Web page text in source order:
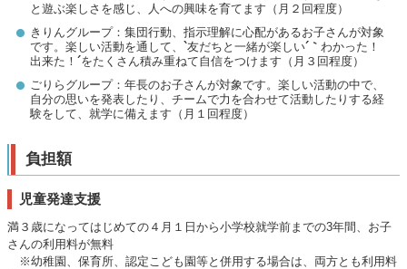
と遊ぶ楽しさを感じ、人への興味を育てます（月２回程度）
きりんグループ：集団行動、指示理解に心配があるお子さんが対象
です。楽しい活動を通して、 `友だちと一緒が楽しい´｀ わかった！
出来た！ ´をたくさん積み重ねて自信をつけます（月３回程度）
ごりらグループ：年長のお子さんが対象です。楽しい活動の中で、
自分の思いを発表したり、チームで力を合わせて活動したりする経
験をして、就学に備えます（月１回程度）
負担額
児童発達支援
満３歳になってはじめての４月１日から小学校就学前までの3年間、お子
さんの利用料が無料
※幼稚園、保育所、認定こども園等と併用する場合は、両方とも利用料